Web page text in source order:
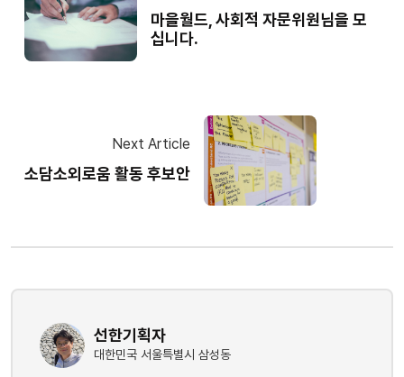
마을월드, 사회적 자문위원님을 모
십니다.
Next Article
소담소외로움 활동 후보안
선한기획자
대한민국 서울특별시 삼성동